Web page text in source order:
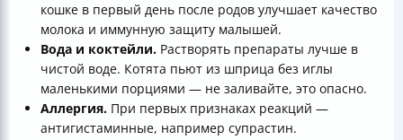
кошке в первый день после родов улучшает качество
молока и иммунную защиту малышей.
Вода и коктейли. Растворять препараты лучше в
чистой воде. Котята пьют из шприца без иглы
маленькими порциями — не заливайте, это опасно.
Аллергия. При первых признаках реакций —
антигистаминные, например супрастин.